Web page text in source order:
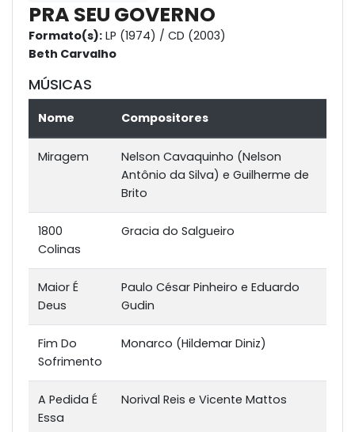
PRA SEU GOVERNO
Formato(s): LP (1974) / CD (2003)
Beth Carvalho
MÚSICAS
Nome Compositores
Miragem
Nelson Cavaquinho (Nelson
Antônio da Silva) e Guilherme de
Brito
1800
Colinas
Gracia do Salgueiro
Maior É
Deus
Paulo César Pinheiro e Eduardo
Gudin
Fim Do
Sofrimento
Monarco (Hildemar Diniz)
A Pedida É
Essa
Norival Reis e Vicente Mattos